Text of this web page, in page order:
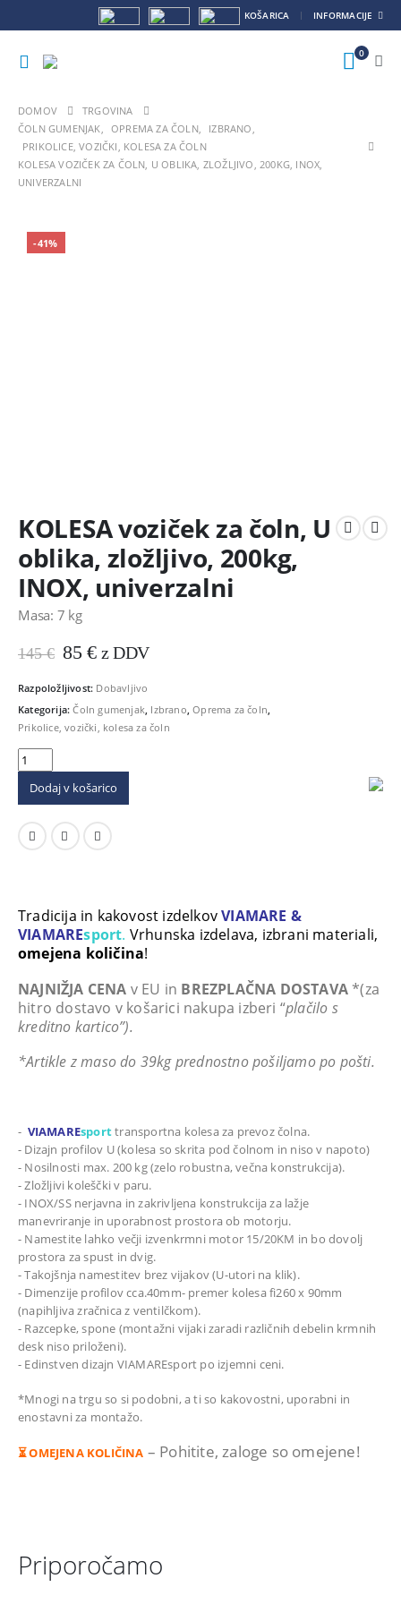
KOŠARICA INFORMACIJE
0
DOMOV
TRGOVINA
ČOLN GUMENJAK, OPREMA ZA ČOLN, IZBRANO ,
PRIKOLICE, VOZIČKI, KOLESA ZA ČOLN
KOLESA VOZIČEK ZA ČOLN, U OBLIKA, ZLOŽLJIVO, 200KG, INOX,
UNIVERZALNI
-41%
KOLESA voziček za čoln, U
oblika, zložljivo, 200kg,
INOX, univerzalni
Masa: 7 kg
145€ Prvotna
je
bila:
145 €.
85€Trenutna
je:
85 €.
z DDV
Razpoložljivost: Dobavljivo
Kategorija:Čoln gumenjak Izbrano ,Oprema za čoln
Prikolice, vozički, kolesa za čoln
Dodaj v košarico
Tradicija in kakovost izdelkovVIAMARE &
VIAMAREsport. Vrhunska izdelava, izbrani materiali,
omejena količina!
NAJNIŽJA CENA v EU in BREZPLAČNA DOSTAVA *(za
hitro dostavo v košarici nakupa izberi “plačilo s
kreditno kartico”).
*Artikle z maso do 39kg prednostno pošiljamo po pošti.
- VIAMAREsporttransportna kolesa za prevoz čolna.
- Dizajn profilov U (kolesa so skrita pod čolnom in niso v napoto)
- Nosilnosti max. 200 kg (zelo robustna, večna konstrukcija).
- Zložljivi koleščki v paru.
- INOX/SS nerjavna in zakrivljena konstrukcija za lažje
manevriranje in uporabnost prostora ob motorju.
- Namestite lahko večji izvenkrmni motor 15/20KM in bo dovolj
prostora za spust in dvig.
- Takojšnja namestitev brez vijakov (U-utori na klik).
- Dimenzije profilov cca.40mm- premer kolesa fi260 x 90mm
(napihljiva zračnica z ventilčkom).
- Razcepke, spone (montažni vijaki zaradi različnih debelin krmnih
desk niso priloženi).
- Edinstven dizajn VIAMAREsport po izjemni ceni.
*Mnogi na trgu so si podobni, a ti so kakovostni, uporabni in
enostavni za montažo.
⏳ OMEJENA KOLIČINA – Pohitite, zaloge so omejene!
Priporočamo